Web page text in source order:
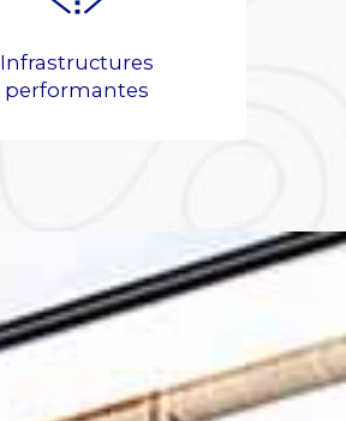
Infrastructures
performantes